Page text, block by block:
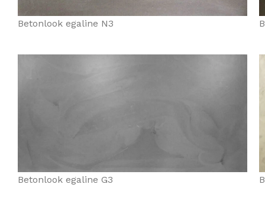
Betonlook egaline N3
Betonlook egaline G3